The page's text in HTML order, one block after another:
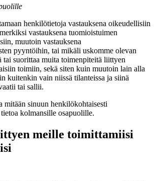
henkilötietoja vastauksena oikeudellisiin
vastauksena tuomioistuimen
muutoin vastauksena
pyyntöihin, tai mikäli uskomme olevan
tai suorittaa muita toimenpiteitä liittyen
toimiin, sekä siten kuin muutoin lain alla
kuitenkin vain niissä tilanteissa ja siinä
tai sallii.
mitään sinuun henkilökohtaisesti
kolmansille osapuolille.
meille toimittamiisi